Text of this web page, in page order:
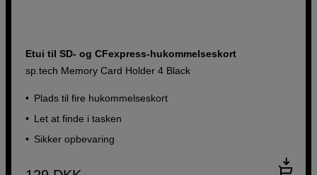
Etui til SD- og CFexpress-hukommelseskort
sp.tech Memory Card Holder 4 Black
Plads til fire hukommelseskort
Let at finde i tasken
Sikker opbevaring